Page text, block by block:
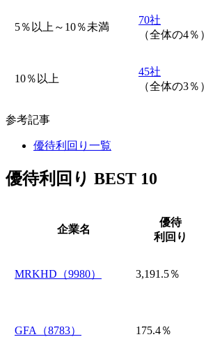
5％以上～10％未満
70社
（全体の4％）
10％以上
45社
（全体の3％）
参考記事
優待利回り一覧
優待利回り BEST 10
企業名
優待
利回り
MRKHD（9980） 3,191.5％
GFA（8783） 175.4％